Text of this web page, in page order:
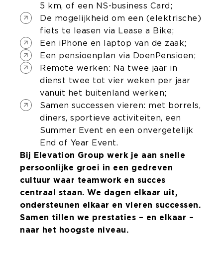
5 km, of een NS-business Card;
De mogelijkheid om een (elektrische)
fiets te leasen via Lease a Bike;
Een iPhone en laptop van de zaak;
Een pensioenplan via DoenPensioen;
Remote werken: Na twee jaar in
dienst twee tot vier weken per jaar
vanuit het buitenland werken;
Samen successen vieren: met borrels,
diners, sportieve activiteiten, een
Summer Event en een onvergetelijk
End of Year Event.
Bij Elevation Group werk je aan snelle
persoonlijke groei in een gedreven
cultuur waar teamwork en succes
centraal staan. We dagen elkaar uit,
ondersteunen elkaar en vieren successen.
Samen tillen we prestaties – en elkaar –
naar het hoogste niveau.